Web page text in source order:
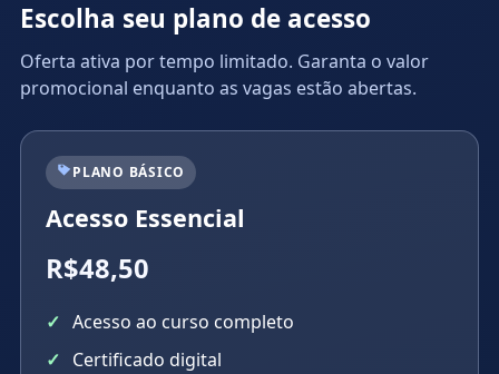
Escolha seu plano de acesso
Oferta ativa por tempo limitado. Garanta o valor
promocional enquanto as vagas estão abertas.
PLANO BÁSICO
Acesso Essencial
R$48,50
Acesso ao curso completo
Certificado digital